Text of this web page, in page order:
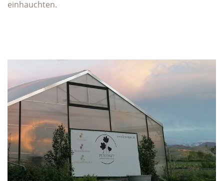
einhauchten.